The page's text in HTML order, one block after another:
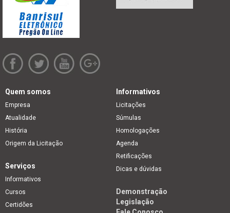
Quem somos
Empresa
Atualidade
História
Origem da Licitação
Informativos
Licitações
Súmulas
Homologações
Agenda
Retificações
Dicas e dúvidas
Serviços
Informativos
Cursos
Certidões
Demonstração
Legislação